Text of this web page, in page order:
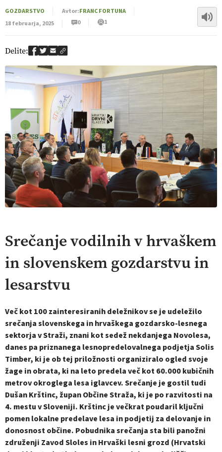
GOZDARSTVO Avtor:FRANC FORTUNA
18 februarja, 2025
0 1
Delite:
Srečanje vodilnih v hrvaškem
in slovenskem gozdarstvu in
lesarstvu
Več kot 100 zainteresiranih deležnikov se je udeležilo
srečanja slovenskega in hrvaškega gozdarsko-lesnega
sektorja v Straži, znani kot sedež nekdanjega Novolesa,
danes pa priznanega lesnopredelovalnega podjetja Solis
Timber, ki je ob tej priložnosti organiziralo ogled svoje
žage in obrata, ki na leto predela več kot 60.000 kubičnih
metrov okroglega lesa iglavcev. Srečanje je gostil tudi
Dušan Krštinc, župan Občine Straža, ki je po razvitosti na
4. mestu v Sloveniji. Krštinc je večkrat poudaril ključni
pomen lokalne predelave lesa in podjetij za delovanje in
donosnost občine. Pobudnika srečanja sta bili panožni
združenji Zavod Sloles in Hrvaški lesni grozd (Hrvatski